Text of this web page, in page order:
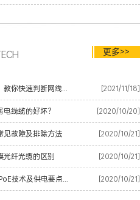
更多>>
百色网速太慢？教你快速判断网线是否有质量问题 [2021/11/18]
线缆的好坏？ [2020/10/20]
见故障及排除方法 [2020/10/21]
光纤光缆的区别 [2020/10/21]
百色网络敷设 PoE技术及供电要点整理 [2020/10/21]